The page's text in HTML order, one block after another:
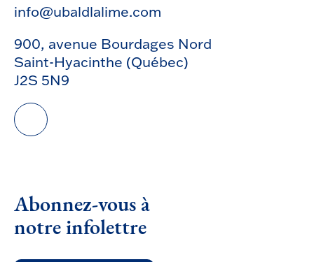
info@ubaldlalime.com
900, avenue Bourdages Nord
Saint-Hyacinthe (Québec)
J2S 5N9
Abonnez-vous à
notre infolettre